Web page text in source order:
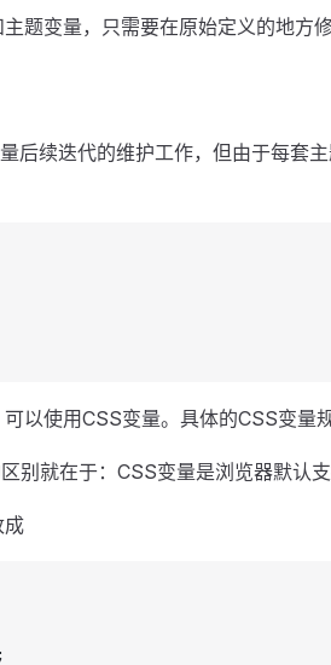
题变量，只需要在原始定义的地方
后续迭代的维护工作，但由于每套
以使用CSS变量。具体的CSS变量
别就在于：CSS变量是浏览器默认
成
;